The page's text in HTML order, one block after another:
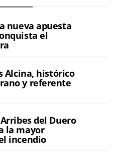
nueva apuesta
el
Alcina, histórico
y referente
del Duero
la mayor
incendio